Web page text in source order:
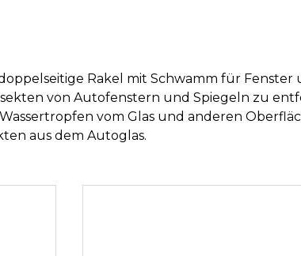
Rakel mit Schwamm für Fenster
von Autofenstern und Spiegeln zu
vom Glas und anderen
aus dem Autoglas.